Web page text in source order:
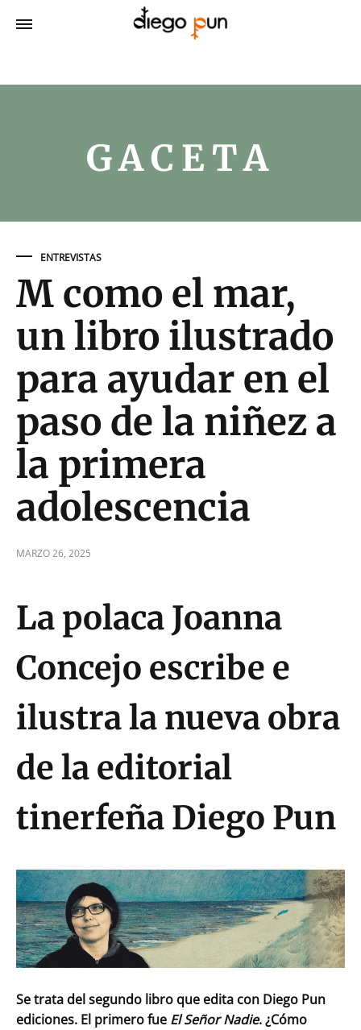
GACETA
ENTREVISTAS
M como el mar,
un libro ilustrado
para ayudar en el
paso de la niñez a
la primera
adolescencia
MARZO 26, 2025
La polaca Joanna
Concejo escribe e
ilustra la nueva obra
de la editorial
tinerfeña Diego Pun
Se trata del segundo libro que edita con Diego Pun
ediciones. El primero fue El Señor Nadie. ¿Cómo